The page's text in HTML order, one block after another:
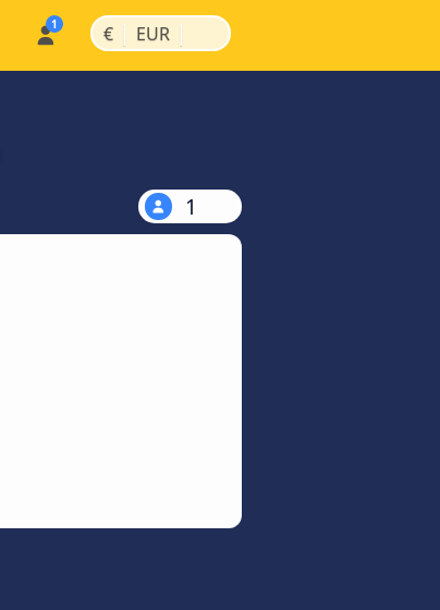
€ | EUR |
1